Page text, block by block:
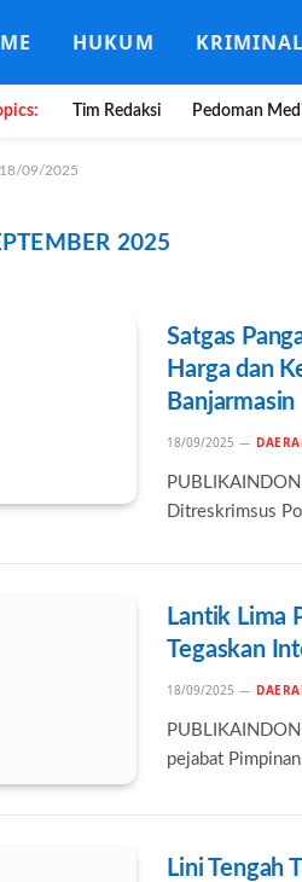
HUKUM KRIMINAL
Tim Redaksi Pedoman
09/2025
2025
Satgas
Harga dan
Banjarmasin
18/09/2025
Ditreskrimsus
Lantik Lima
Tegaskan
18/09/2025
pejabat
Lini Tengah